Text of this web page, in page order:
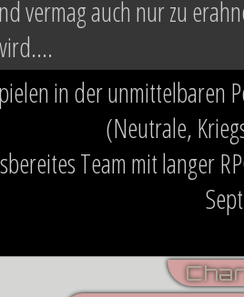
vermag auch nur zu
in der unmittelbaren
(Neutrale,
Team mit langer